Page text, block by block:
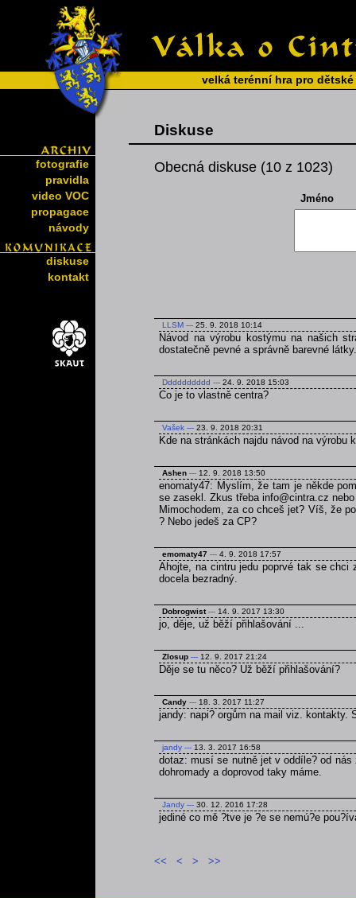
velká terénní hra pro
fotografie
pravidla
video VOC
propagace
návody
diskuse
kontakt
Diskuse
Obecná diskuse (10 z 1023)
Jméno
LLSM --- 25. 9. 2018 10:14
Návod na výrobu kostýmu na našich
dostatečně pevné a správně barevné látky.
Dddddddddd --- 24. 9. 2018 15:03
Co je to vlastně centra?
Vašek --- 23. 9. 2018 20:31
Kde na stránkách najdu návod na výrobu
Ashen --- 12. 9. 2018 13:50
enomaty47: Myslím, že tam je někde
se zasekl. Zkus třeba info@cintra.cz
Mimochodem, za co chceš jet? Víš, že
? Nebo jedeš za CP?
emomaty47 --- 4. 9. 2018 17:57
Ahojte, na cintru jedu poprvé tak se chci
docela bezradný.
Dobrogwist --- 14. 9. 2017 13:30
jo, děje, už běží přihlašování ...
Zlosup --- 12. 9. 2017 21:24
Děje se tu něco? Už běží přihlašování?
Candy --- 18. 3. 2017 11:27
jandy: napi? orgům na mail viz. kontakty.
jandy --- 13. 3. 2017 16:58
dotaz: musí se nutně jet v oddíle? od
dohromady a doprovod taky máme.
Jandy --- 30. 12. 2016 17:28
jediné co mě ?tve je ?e se nemú?e
<< < > >>